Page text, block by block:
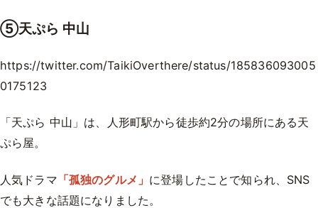
⑤天ぷら 中山
https://twitter.com/TaikiOverthere/status/185836093005
0175123
「天ぷら 中山」は、人形町駅から徒歩約2分の場所にある天
ぷら屋。
人気ドラマ 「孤独のグルメ」 に登場したことで知られ、SNS
でも大きな話題になりました。